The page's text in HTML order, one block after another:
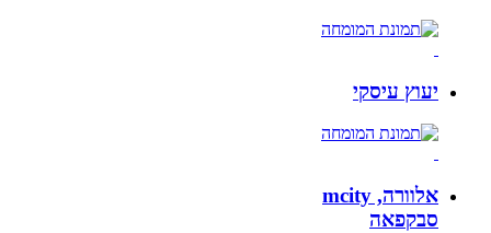
יעוץ עיסקי
אלוורה, mcity
סבקפאה